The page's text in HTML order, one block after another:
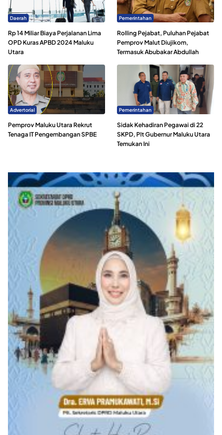
Daerah
Rp 14 Miliar Biaya Perjalanan Lima
OPD Kuras APBD 2024 Maluku
Utara
Pemerintahan
Rolling Pejabat, Puluhan Pejabat
Pemprov Malut Diujikom,
Termasuk Abubakar Abdullah
Advertorial
Pemprov Maluku Utara Rekrut
Tenaga IT Pengembangan SPBE
Pemerintahan
Sidak Kehadiran Pegawai di 22
SKPD, Plt Gubernur Maluku Utara
Temukan Ini